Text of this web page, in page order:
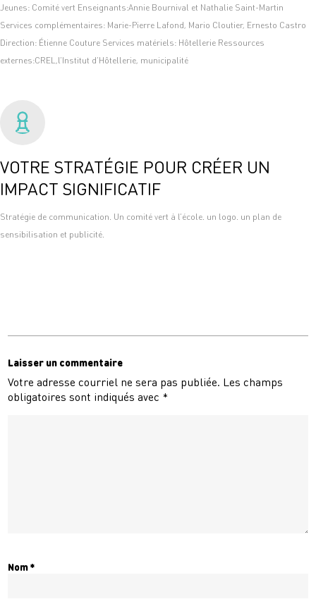
Jeunes: Comité vert Enseignants:Annie Bournival et Nathalie Saint-Martin
Services complémentaires: Marie-Pierre Lafond, Mario Cloutier, Ernesto Castro
Direction: Étienne Couture Services matériels: Hôtellerie Ressources
externes:CREL,l’Institut d’Hôtellerie, municipalité
VOTRE STRATÉGIE POUR CRÉER UN
IMPACT SIGNIFICATIF
Stratégie de communication. Un comité vert à l’école. un logo. un plan de
sensibilisation et publicité.
Laisser un commentaire
Votre adresse courriel ne sera pas publiée. Les champs
obligatoires sont indiqués avec *
Nom*